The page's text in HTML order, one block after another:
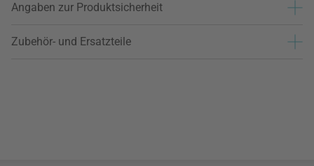
Angaben zur Produktsicherheit
Zubehör- und Ersatzteile